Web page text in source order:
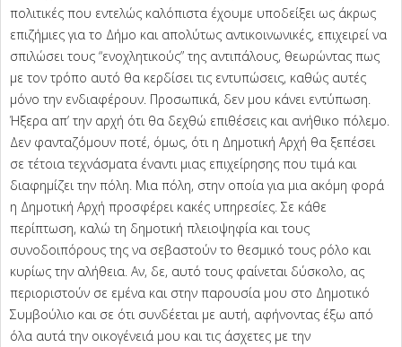
πολιτικές που εντελώς καλόπιστα έχουμε υποδείξει ως άκρως
επιζήμιες για το Δήμο και απολύτως αντικοινωνικές, επιχειρεί να
σπιλώσει τους “ενοχλητικούς” της αντιπάλους, θεωρώντας πως
με τον τρόπο αυτό θα κερδίσει τις εντυπώσεις, καθώς αυτές
μόνο την ενδιαφέρουν. Προσωπικά, δεν μου κάνει εντύπωση.
Ήξερα απ’ την αρχή ότι θα δεχθώ επιθέσεις και ανήθικο πόλεμο.
Δεν φανταζόμουν ποτέ, όμως, ότι η Δημοτική Αρχή θα ξεπέσει
σε τέτοια τεχνάσματα έναντι μιας επιχείρησης που τιμά και
διαφημίζει την πόλη. Μια πόλη, στην οποία για μια ακόμη φορά
η Δημοτική Αρχή προσφέρει κακές υπηρεσίες. Σε κάθε
περίπτωση, καλώ τη δημοτική πλειοψηφία και τους
συνοδοιπόρους της να σεβαστούν το θεσμικό τους ρόλο και
κυρίως την αλήθεια. Αν, δε, αυτό τους φαίνεται δύσκολο, ας
περιοριστούν σε εμένα και στην παρουσία μου στο Δημοτικό
Συμβούλιο και σε ότι συνδέεται με αυτή, αφήνοντας έξω από
όλα αυτά την οικογένειά μου και τις άσχετες με την